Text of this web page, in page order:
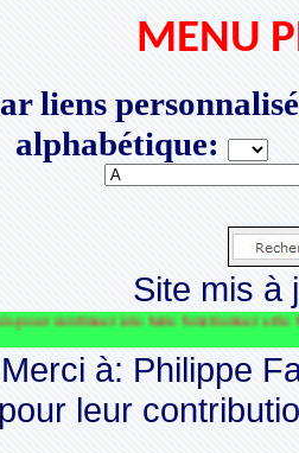
MENU
liens
alphabétique:
Site mis à
à le faire fonctionner et le financer
Merci à: Philippe
pour leur